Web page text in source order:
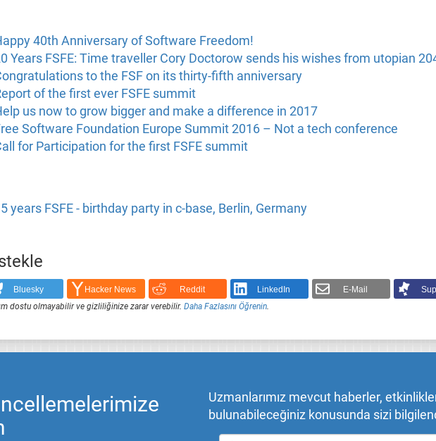
40th Anniversary of Software Freedom!
Years FSFE: Time traveller Cory Doctorow sends his wishes from utopian
to the FSF on its thirty-fifth anniversary
of the first ever FSFE summit
us now to grow bigger and make a difference in 2017
Software Foundation Europe Summit 2016 – Not a tech conference
for Participation for the first FSFE summit
years FSFE - birthday party in c-base, Berlin, Germany
Bluesky Hacker News Reddit LinkedIn E-Mail
dostu olmayabilir ve gizliliğinize zarar verebilir. Daha Fazlasını Öğrenin.
Uzmanlarımız mevcut haberler,
bulunabileceğiniz konusunda sizi